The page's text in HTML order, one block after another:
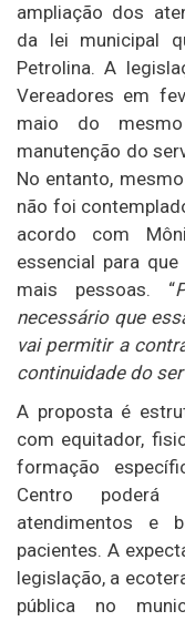
ampliação dos
da lei municipal
Petrolina. A
Vereadores em
maio do
manutenção do
No entanto,
não foi
acordo com
essencial para
mais pessoas. “
necessário que
vai permitir a
continuidade do
A proposta é
com equitador,
formação
Centro poderá
atendimentos e
pacientes. A
legislação, a
pública no